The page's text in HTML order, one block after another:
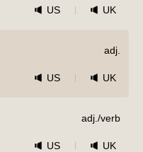
US UK
adj.
US UK
adj./verb
US UK